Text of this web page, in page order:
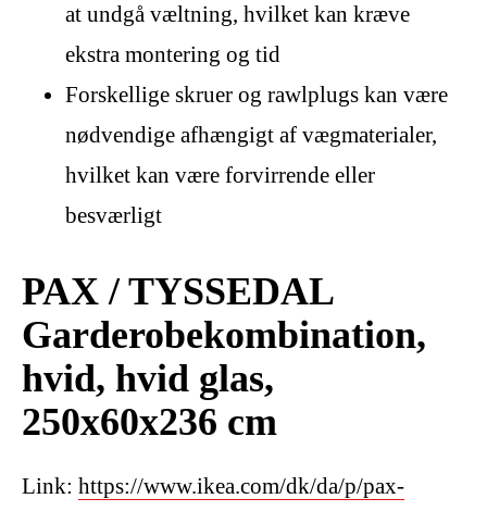
at undgå væltning, hvilket kan kræve
ekstra montering og tid
Forskellige skruer og rawlplugs kan være
nødvendige afhængigt af vægmaterialer,
hvilket kan være forvirrende eller
besværligt
PAX / TYSSEDAL
Garderobekombination,
hvid, hvid glas,
250x60x236 cm
Link: https://www.ikea.com/dk/da/p/pax-